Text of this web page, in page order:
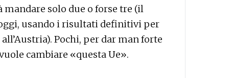
solo due o forse tre (il
usando i risultati definitivi per
Pochi, per dar man forte
cambiare «questa Ue».